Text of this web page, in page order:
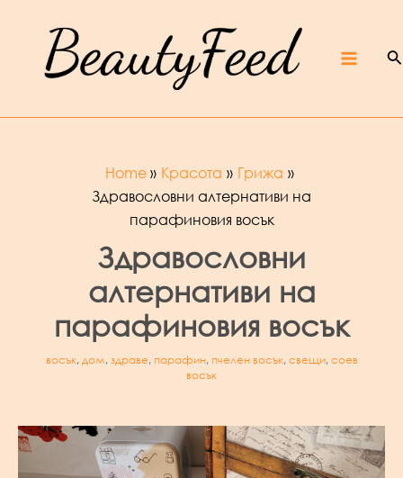
content
Menu
Home Красота
Грижа
Здравословни алтернативи на
парафиновия восък
Здравословни
алтернативи на
парафиновия восък
восък, дом, здраве, парафин, пчелен восък, свещи, соев
восък